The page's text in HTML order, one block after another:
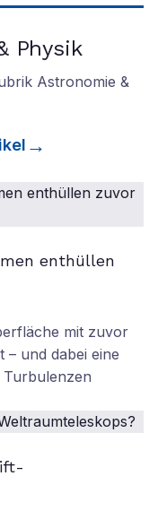
Physik
Astronomie &
enthüllen
mit zuvor
und dabei eine